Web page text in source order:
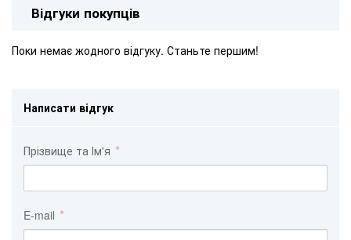
Відгуки покупців
Поки немає жодного відгуку. Станьте першим!
Написати відгук
Прізвище та Ім'я
E-mail